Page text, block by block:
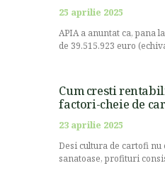
25 aprilie 2025
APIA a anuntat ca, pana
de 39.515.923 euro
Cum cresti
factori-cheie de
23 aprilie 2025
Desi cultura de cartofi
sanatoase, profituri